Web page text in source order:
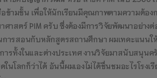
ามชั้น เพื่อให้นักเรียนมีคุณภาพตามความต้องก
าสตร์ PIM ครับ ซึ่งต้องมีการวิจัยพัฒนาอย่างต่
การสอนกับหลักสูตรสถานศึกษา ผมเทคะแนนให้
ารทั้งในและต่างประเทศ งานวิจัยมาสนับสนุน
โลกก็ว่าได้ อันนี้ผมเองไม่ได้ชื่นชมอะไรโรงเ